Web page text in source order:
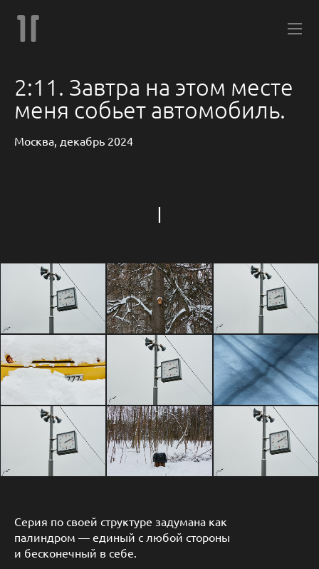
2:11. Завтра на этом месте
меня собьет автомобиль.
Москва, декабрь 2024
I
Серия по своей структуре задумана как
палиндром — единый с любой стороны
и бесконечный в себе.